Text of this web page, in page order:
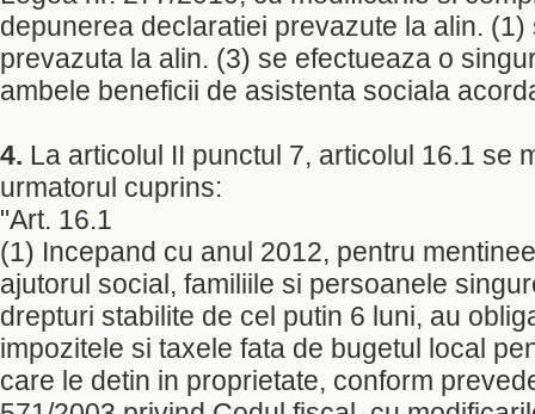
depunerea declaratiei prevazute la alin.
prevazuta la alin. (3) se efectueaza o
ambele beneficii de asistenta sociala
4. La articolul II punctul 7, articolul 16.1 se
urmatorul cuprins:
"Art. 16.1
(1) Incepand cu anul 2012, pentru
ajutorul social, familiile si persoanele
drepturi stabilite de cel putin 6 luni, au
impozitele si taxele fata de bugetul local
care le detin in proprietate, conform